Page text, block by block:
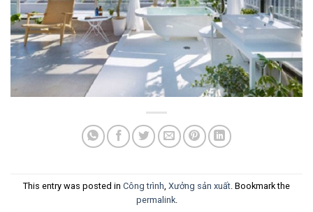
This entry was posted in Công trình Xưởng sản xuất . Bookmark the
permalink.